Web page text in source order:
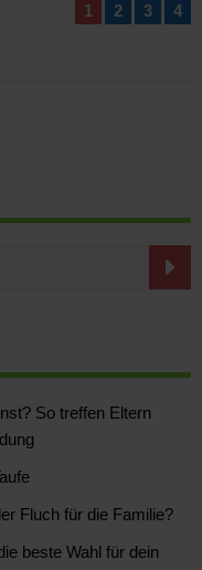
1 2 3 4
So treffen Eltern
Fluch für die Familie?
beste Wahl für dein